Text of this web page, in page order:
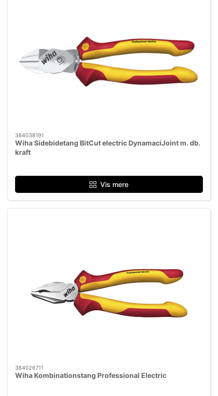
384038191
Wiha Sidebidetang BitCut electric DynamaciJoint m. db.
kraft
Vis mere
384026711
Wiha Kombinationstang Professional Electric